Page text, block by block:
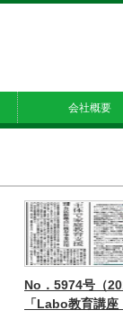
会社概要
No．5974号（
「Labo教育講